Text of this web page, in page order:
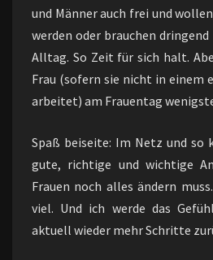
und Männer auch frei und
werden oder brauchen
Alltag. So Zeit für sich halt.
Frau (sofern sie nicht in einem
arbeitet) am Frauentag
Spaß beiseite: Im Netz und so
gute, richtige und wichtige
Frauen noch alles ändern
viel. Und ich werde das
aktuell wieder mehr Schritte